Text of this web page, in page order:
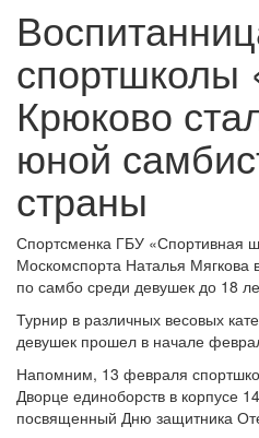
спортшколы
Крюково
юной
страны
Спортсменка ГБУ «Спортивная
Москомспорта Наталья Мягкова
по самбо среди девушек до 18
Турнир в различных весовых
девушек прошел в начале
Напомним, 13 февраля
Дворце единоборств в корпусе
посвященный Дню защитника